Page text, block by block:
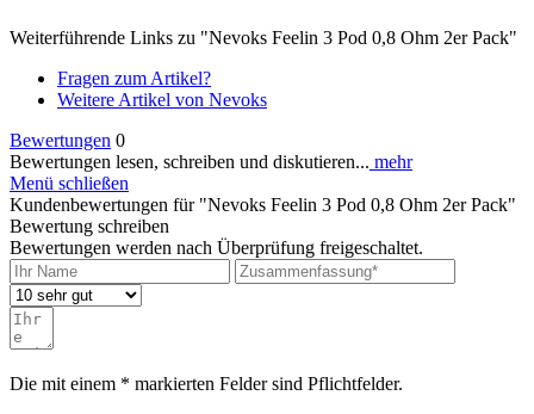
Weiterführende Links zu "Nevoks Feelin 3 Pod 0,8 Ohm 2er Pack"
Fragen zum Artikel?
Weitere Artikel von Nevoks
Bewertungen 0
Bewertungen lesen, schreiben und diskutieren... mehr
Menü schließen
Kundenbewertungen für "Nevoks Feelin 3 Pod 0,8 Ohm 2er Pack"
Bewertung schreiben
Bewertungen werden nach Überprüfung freigeschaltet.
Die mit einem * markierten Felder sind Pflichtfelder.